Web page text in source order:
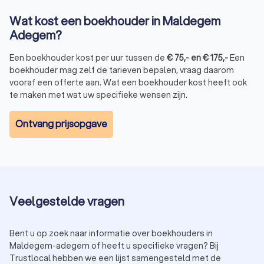
Maldegem Adegem
Zoekt u een boekhouder in Maldegem Adegem voor uw
administratie of gewoon iemand die met u meedenkt als
ondernemer: via Trustlocal vindt u snel en eenvoudig een
overzicht van betrouwbare boekhouders in Maldegem
Adegem.
U vergelijkt boekhoudkantoren op basis van echte
klantbeoordelingen, heldere prijsopgaven en duidelijke
informatie over hun werkwijze. Zo maakt u in een paar klikken
Elke sector heeft z’n eigen regels en uitdagingen. Kies
een boekhouder in Maldegem Adegem die vertrouwd is
Transparante communicatie over kosten
Wees niet bang om door te vragen. Een goede
boekhouder in Maldegem Adegem maakt duidelijke
Wat kost een boekhouder in Maldegem
Adegem?
Een boekhouder kost per uur tussen de € 75,- en€175,-Een
boekhouder mag zelf de tarieven bepalen, vraag daarom
vooraf een offerte aan. Wat een boekhouder kost heeft ook
te maken met wat uw specifieke wensen zijn.
Ontvang prijsopgave
Veelgestelde vragen
Bent u op zoek naar informatie over boekhouders in
Maldegem-adegem of heeft u specifieke vragen? Bij
Trustlocal hebben we een lijst samengesteld met de